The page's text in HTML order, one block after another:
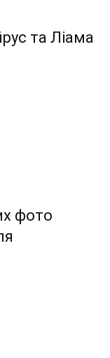
та Ліама
фото